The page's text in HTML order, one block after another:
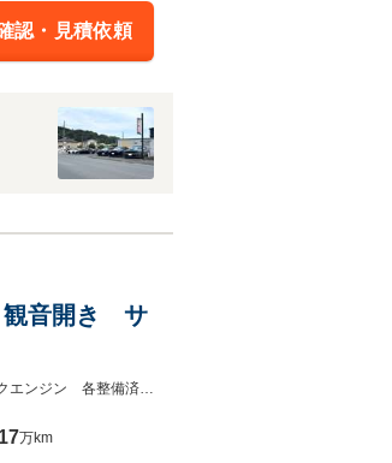
認・見積依頼
観音開き サ
３インチリフトアップ リア観音開き ガラスサンルーフ スタッドレスタイヤエアコン効 ボーテックエンジン 各整備済 社外アルミ
17万km